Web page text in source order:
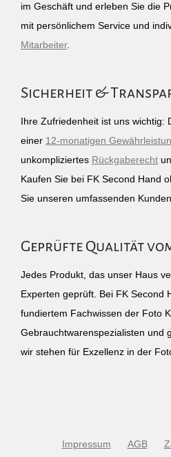
im Geschäft und erleben Sie die
mit persönlichem Service und
Mitarbeiter.
Sicherheit &
Ihre Zufriedenheit ist uns wichtig:
einer 12-monatigen
unkompliziertes Rückgaberecht
Kaufen Sie bei FK Second Hand
Sie unseren umfassenden
Geprüfte Qualität
Jedes Produkt, das unser Haus
Experten geprüft. Bei FK Second
fundiertem Fachwissen der Foto
Gebrauchtwarenspezialisten und
wir stehen für Exzellenz in der
Impressum AGB